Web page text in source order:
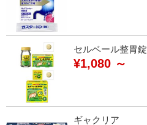
セルベール整胃錠
¥1,080 ～
ギャクリア